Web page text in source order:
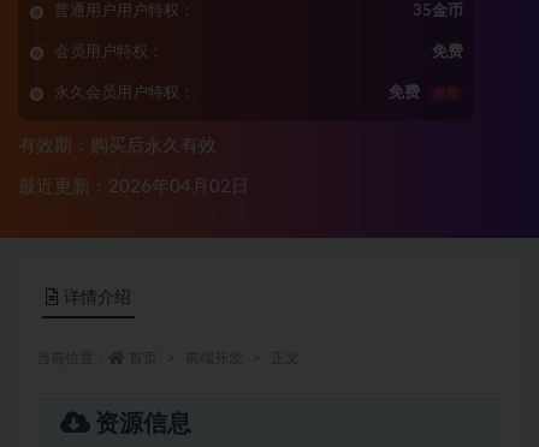
普通用户用户特权： 35金币
会员用户特权： 免费
永久会员用户特权： 免费 推荐
有效期：购买后永久有效
最近更新：2026年04月02日
详情介绍
资源信息